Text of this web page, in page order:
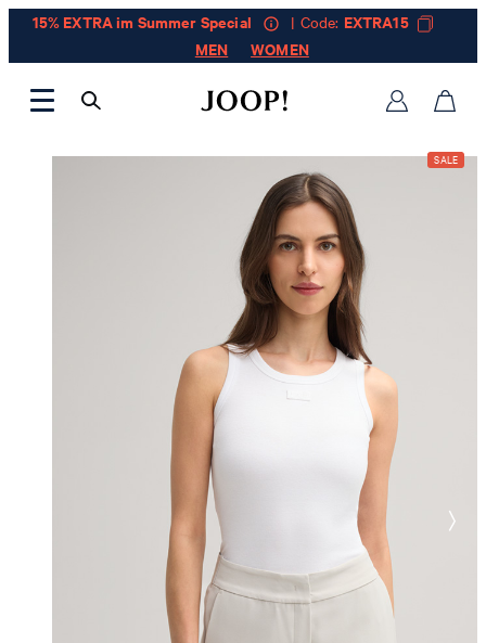
15% EXTRA im Summer Special | Code: EXTRA15
MEN
WOMEN